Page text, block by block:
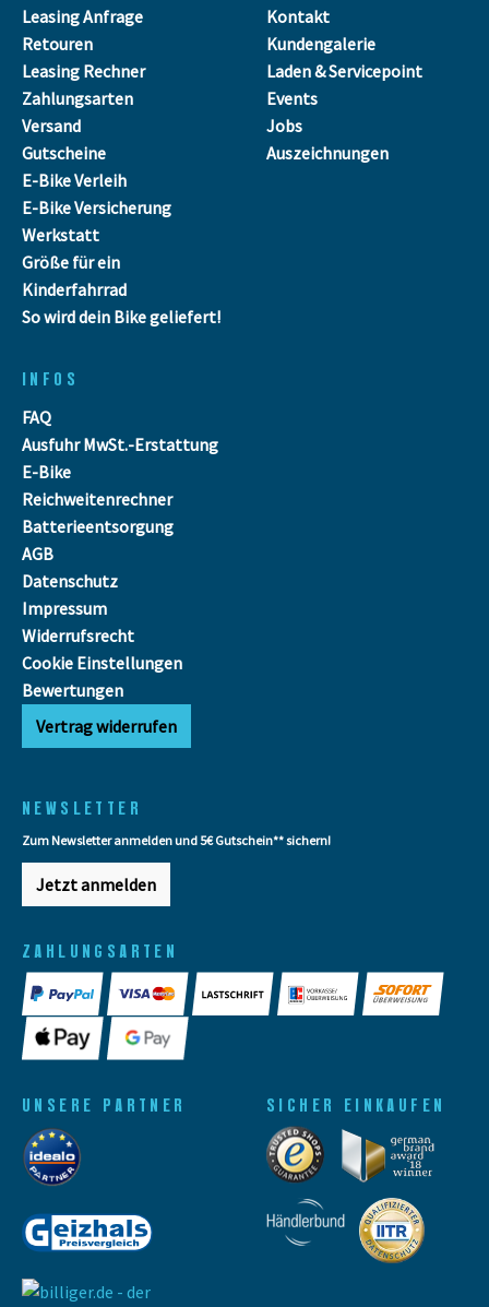
Leasing Anfrage
Retouren
Leasing Rechner
Zahlungsarten
Versand
Gutscheine
E-Bike Verleih
E-Bike Versicherung
Werkstatt
Größe für ein
Kinderfahrrad
So wird dein Bike geliefert!
Kontakt
Kundengalerie
Laden & Servicepoint
Events
Jobs
Auszeichnungen
INFOS
FAQ
Ausfuhr MwSt.-Erstattung
E-Bike
Reichweitenrechner
Batterieentsorgung
AGB
Datenschutz
Impressum
Widerrufsrecht
Cookie Einstellungen
Bewertungen
Vertrag widerrufen
NEWSLETTER
Zum Newsletter anmelden und 5€ Gutschein** sichern!
Jetzt anmelden
ZAHLUNGSARTEN
UNSERE PARTNER SICHER EINKAUFEN